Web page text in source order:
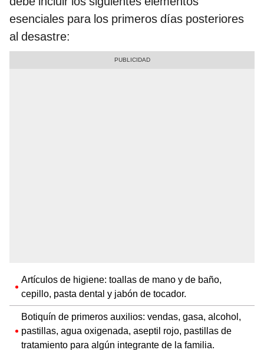
esenciales para los primeros días posteriores
al desastre:
Artículos de higiene: toallas de mano y de baño,
cepillo, pasta dental y jabón de tocador.
Botiquín de primeros auxilios: vendas, gasa, alcohol,
pastillas, agua oxigenada, aseptil rojo, pastillas de
tratamiento para algún integrante de la familia.